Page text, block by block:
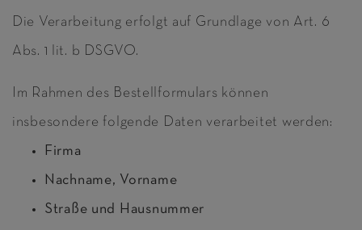
Die Verarbeitung erfolgt auf Grundlage von Art. 6
Abs. 1 lit. b DSGVO.
Im Rahmen des Bestellformulars können
insbesondere folgende Daten verarbeitet werden:
Firma
Nachname, Vorname
Straße und Hausnummer